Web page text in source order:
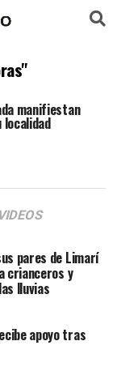
manifiestan
localidad
VIDEOS
pares de Limarí
crianceros y
lluvias
apoyo tras